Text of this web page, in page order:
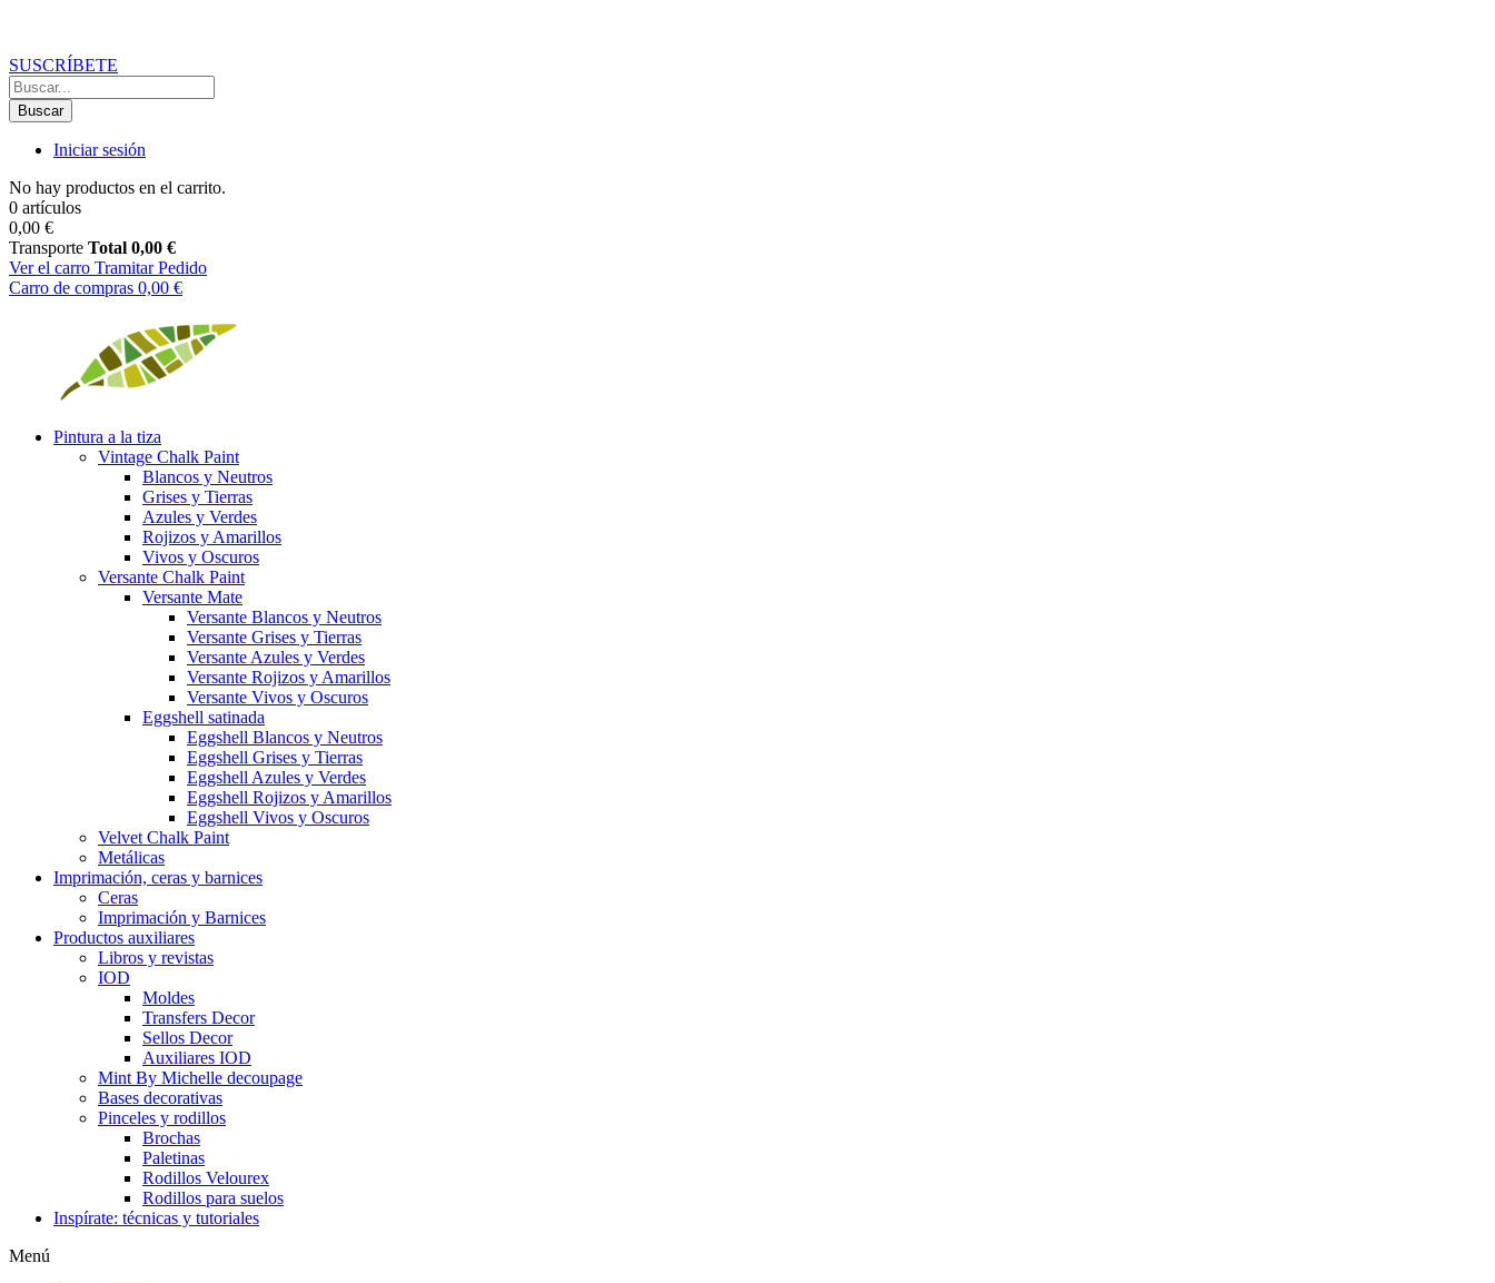
SUSCRÍBETE
Buscar
Iniciar sesión
No hay productos en el carrito.
0 artículos
0,00 €
Transporte Total 0,00 €
Ver el carro Tramitar Pedido
Carro de compras 0,00 €
Pintura a la tiza
Vintage Chalk Paint
Blancos y Neutros
Grises y Tierras
Azules y Verdes
Rojizos y Amarillos
Vivos y Oscuros
Versante Chalk Paint
Versante Mate
Versante Blancos y Neutros
Versante Grises y Tierras
Versante Azules y Verdes
Versante Rojizos y Amarillos
Versante Vivos y Oscuros
Eggshell satinada
Eggshell Blancos y Neutros
Eggshell Grises y Tierras
Eggshell Azules y Verdes
Eggshell Rojizos y Amarillos
Eggshell Vivos y Oscuros
Velvet Chalk Paint
Metálicas
Imprimación, ceras y barnices
Ceras
Imprimación y Barnices
Productos auxiliares
Libros y revistas
IOD
Moldes
Transfers Decor
Sellos Decor
Auxiliares IOD
Mint By Michelle decoupage
Bases decorativas
Pinceles y rodillos
Brochas
Paletinas
Rodillos Velourex
Rodillos para suelos
Inspírate: técnicas y tutoriales
Menú